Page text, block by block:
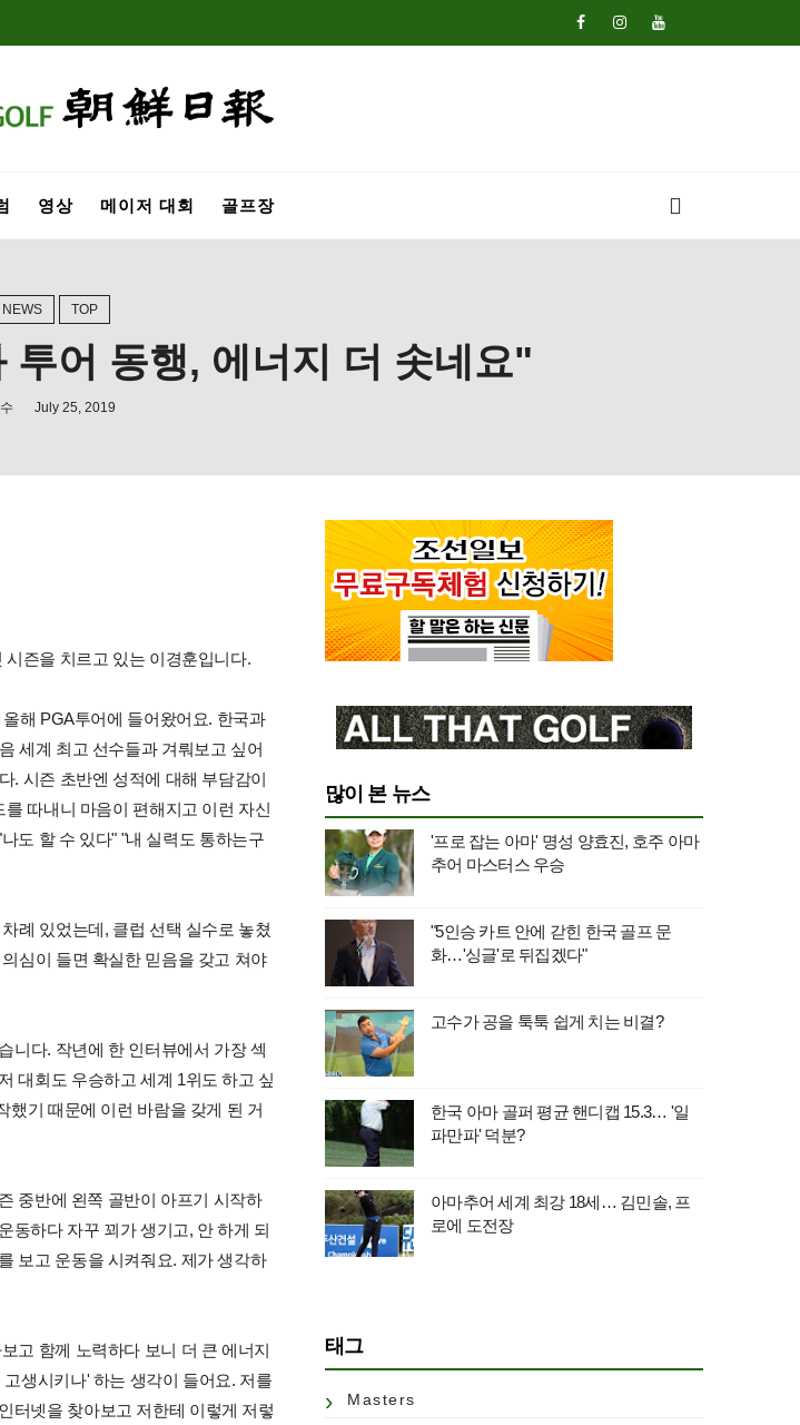
영상 메이저 대회 골프장
NEWS TOP
어 동행, 에너지 더 솟네요"
July 25, 2019
즌을 치르고 있는 이경훈입니다.
해 PGA투어에 들어왔어요. 한국과
세계 최고 선수들과 겨뤄보고 싶어
. 시즌 초반엔 성적에 대해 부담감이
따내니 마음이 편해지고 이런 자신
도 할 수 있다" "내 실력도 통하는구
례 있었는데, 클럽 선택 실수로 놓쳤
심이 들면 확실한 믿음을 갖고 쳐야
니다. 작년에 한 인터뷰에서 가장 섹
대회도 우승하고 세계 1위도 하고 싶
했기 때문에 이런 바람을 갖게 된 거
중반에 왼쪽 골반이 아프기 시작하
동하다 자꾸 꾀가 생기고, 안 하게 되
보고 운동을 시켜줘요. 제가 생각하
고 함께 노력하다 보니 더 큰 에너지
생시키나' 하는 생각이 들어요. 저를
터넷을 찾아보고 저한테 이렇게 저렇
많이 본 뉴스
'프로 잡는 아마' 명성 양효진, 호주 아마
추어 마스터스 우승
"5인승 카트 안에 갇힌 한국 골프 문
화…'싱글'로 뒤집겠다"
고수가 공을 툭툭 쉽게 치는 비결?
한국 아마 골퍼 평균 핸디캡 15.3… '일
파만파' 덕분?
아마추어 세계 최강 18세… 김민솔, 프
로에 도전장
태그
Masters